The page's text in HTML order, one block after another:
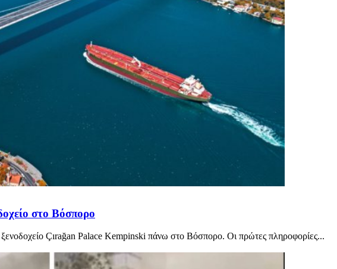
στο Βόσπορο
Çırağan Palace Kempinski πάνω στο Βόσπορο. Οι πρώτες πληροφορίες...